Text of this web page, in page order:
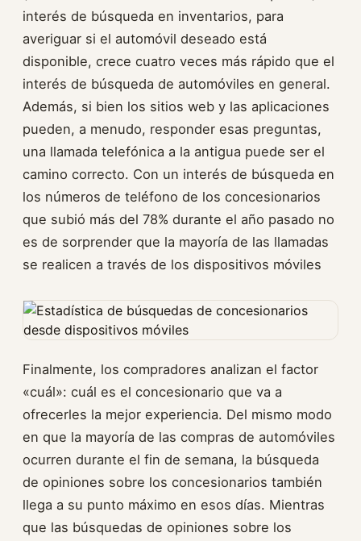
interés de búsqueda en inventarios, para
averiguar si el automóvil deseado está
disponible, crece cuatro veces más rápido que el
interés de búsqueda de automóviles en general.
Además, si bien los sitios web y las aplicaciones
pueden, a menudo, responder esas preguntas,
una llamada telefónica a la antigua puede ser el
camino correcto. Con un interés de búsqueda en
los números de teléfono de los concesionarios
que subió más del 78% durante el año pasado no
es de sorprender que la mayoría de las llamadas
se realicen a través de los dispositivos móviles
Finalmente, los compradores analizan el factor
«cuál»: cuál es el concesionario que va a
ofrecerles la mejor experiencia. Del mismo modo
en que la mayoría de las compras de automóviles
ocurren durante el fin de semana, la búsqueda
de opiniones sobre los concesionarios también
llega a su punto máximo en esos días. Mientras
que las búsquedas de opiniones sobre los